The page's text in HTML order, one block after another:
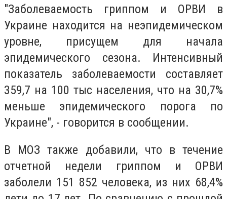
"Заболеваемость гриппом и ОРВИ в
Украине находится на неэпидемическом
уровне, присущем для начала
эпидемического сезона. Интенсивный
показатель заболеваемости составляет
359,7 на 100 тыс населения, что на 30,7%
меньше эпидемического порога по
Украине", - говорится в сообщении.
В МОЗ также добавили, что в течение
отчетной недели гриппом и ОРВИ
заболели 151 852 человека, из них 68,4%